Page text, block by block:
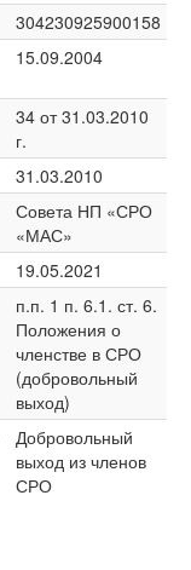
304230925900158
15.09.2004
34 от 31.03.2010
г.
31.03.2010
Совета НП «СРО
«МАС»
19.05.2021
п.п. 1 п. 6.1. ст. 6.
Положения о
членстве в СРО
(добровольный
выход)
Добровольный
выход из членов
СРО